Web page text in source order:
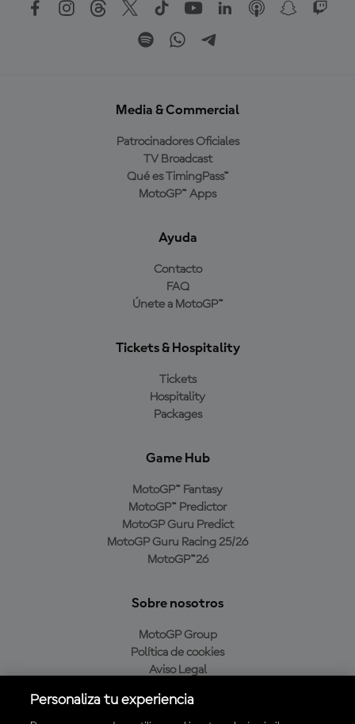
Media & Commercial
Patrocinadores Oficiales
TV Broadcast
Qué es TimingPass™
MotoGP™ Apps
Ayuda
Contacto
FAQ
Únete a MotoGP™
Tickets & Hospitality
Tickets
Hospitality
Packages
Game Hub
MotoGP™ Fantasy
MotoGP™ Predictor
MotoGP Guru Predict
MotoGP Guru Racing 25/26
MotoGP™26
Sobre nosotros
MotoGP Group
Política de cookies
Aviso Legal
Política de compra
Personaliza tu experiencia